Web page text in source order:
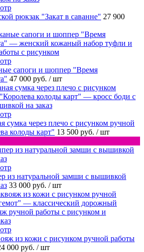
рюкзак "Закат в саванне" 27 900
сапоги и шоппер "Время
47 000 руб. / шт
сумка через плечо с рисунком ручной
колоды карт" 13 500 руб. / шт
из натуральной замши с вышивкой
33 000 руб. / шт
из кожи с рисунком ручной работы
000 руб. / шт